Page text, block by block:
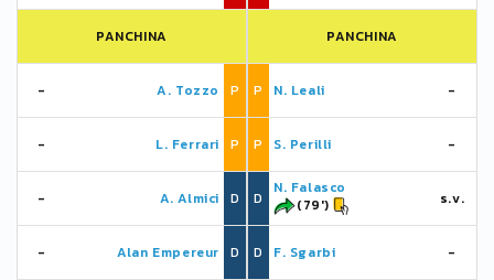
PANCHINA
- A. Tozzo P
- L. Ferrari P
- A. Almici D
- Alan Empereur D
PANCHINA
P N. Leali -
P S. Perilli -
D
N. Falasco
(79')
s.v.
D F. Sgarbi -